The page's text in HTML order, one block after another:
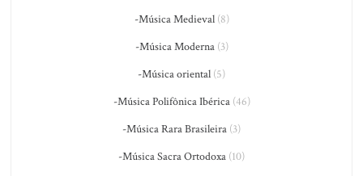
-Música Medieval(8)
-Música Moderna(3)
-Música oriental (5)
-Música Polifônica Ibérica(46)
-Música Rara Brasileira (3)
-Música Sacra Ortodoxa (10)